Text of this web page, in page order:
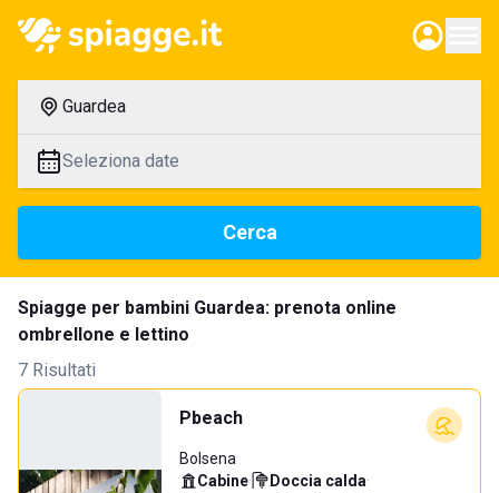
Guardea
Seleziona date
Cerca
Spiagge per bambini Guardea: prenota online
ombrellone e lettino
7 Risultati
Pbeach
Bolsena
Cabine· Doccia calda·